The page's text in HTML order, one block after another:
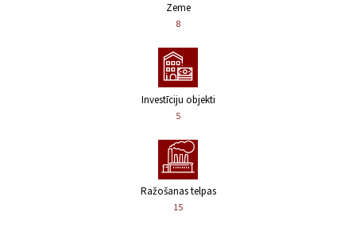
Zeme
8
Investīciju objekti
5
Ražošanas telpas
15